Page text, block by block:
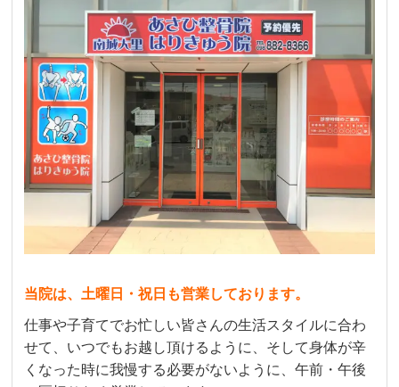
当院は、土曜日・祝日も営業しております。
仕事や子育てでお忙しい皆さんの生活スタイルに合わ
せて、いつでもお越し頂けるように、そして身体が辛
くなった時に我慢する必要がないように、午前・午後